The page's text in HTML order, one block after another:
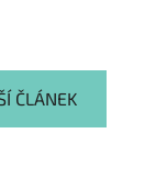
ČLÁNEK